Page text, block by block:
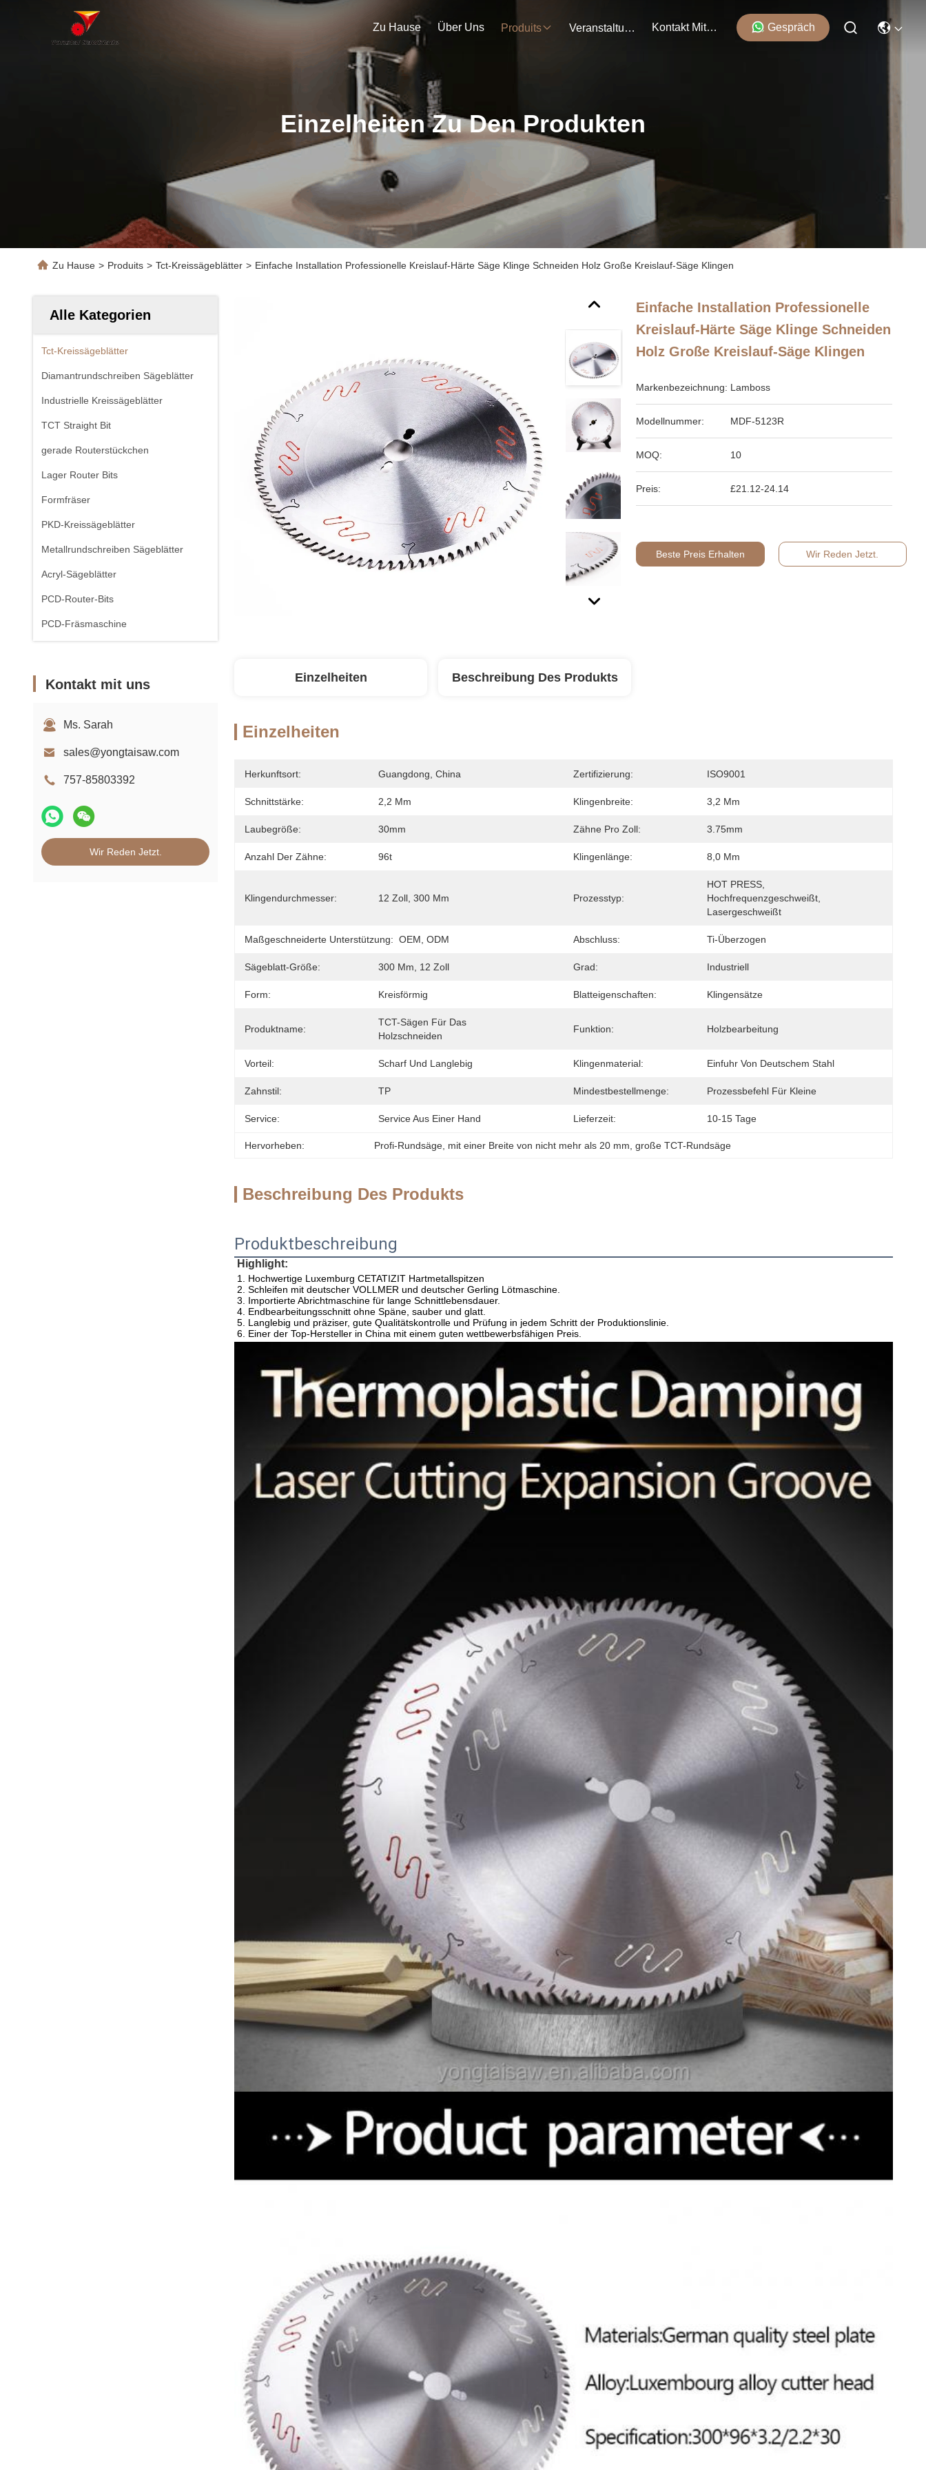
Zu Hause Über Uns Produits Veranstaltungen Kontakt Mit Uns Gespräch
Einzelheiten Zu Den Produkten
Zu Hause > Produits > Tct-Kreissägeblätter > Einfache Installation Professionelle Kreislauf-Härte Säge Klinge Schneiden Holz Große Kreislauf-Säge Klingen
Alle Kategorien
Tct-Kreissägeblätter
Diamantrundschreiben Sägeblätter
Industrielle Kreissägeblätter
TCT Straight Bit
gerade Routerstückchen
Lager Router Bits
Formfräser
PKD-Kreissägeblätter
Metallrundschreiben Sägeblätter
Acryl-Sägeblätter
PCD-Router-Bits
PCD-Fräsmaschine
Kontakt mit uns
Ms. Sarah
sales@yongtaisaw.com
757-85803392
Wir Reden Jetzt.
Einfache Installation Professionelle
Kreislauf-Härte Säge Klinge Schneiden
Holz Große Kreislauf-Säge Klingen
Markenbezeichnung: Lamboss
Modellnummer: MDF-5123R
MOQ: 10
Preis: £21.12-24.14
Beste Preis Erhalten Wir Reden Jetzt.
Einzelheiten Beschreibung Des Produkts
Einzelheiten
Herkunftsort: Guangdong, China Zertifizierung: ISO9001
Schnittstärke: 2,2 Mm Klingenbreite: 3,2 Mm
Laubegröße: 30mm Zähne Pro Zoll: 3.75mm
Anzahl Der Zähne: 96t Klingenlänge: 8,0 Mm
Klingendurchmesser: 12 Zoll, 300 Mm Prozesstyp:
HOT PRESS,
Hochfrequenzgeschweißt,
Lasergeschweißt
Maßgeschneiderte Unterstützung: OEM, ODM Abschluss: Ti-Überzogen
Sägeblatt-Größe: 300 Mm, 12 Zoll Grad: Industriell
Form: Kreisförmig Blatteigenschaften: Klingensätze
Produktname:
TCT-Sägen Für Das
Holzschneiden
Funktion: Holzbearbeitung
Vorteil: Scharf Und Langlebig Klingenmaterial: Einfuhr Von Deutschem Stahl
Zahnstil: TP Mindestbestellmenge: Prozessbefehl Für Kleine
Service: Service Aus Einer Hand Lieferzeit: 10-15 Tage
Hervorheben: Profi-Rundsäge mit einer Breite von nicht mehr als 20 mm , große TCT-Rundsäge
Beschreibung Des Produkts
Produktbeschreibung
Highlight:
1. Hochwertige Luxemburg CETATIZIT Hartmetallspitzen
2. Schleifen mit deutscher VOLLMER und deutscher Gerling Lötmaschine.
3. Importierte Abrichtmaschine für lange Schnittlebensdauer.
4. Endbearbeitungsschnitt ohne Späne, sauber und glatt.
5. Langlebig und präziser, gute Qualitätskontrolle und Prüfung in jedem Schritt der Produktionslinie.
6. Einer der Top-Hersteller in China mit einem guten wettbewerbsfähigen Preis.